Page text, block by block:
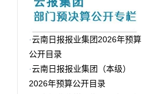
·云南日报报业集团2026年预算
公开目录
·云南日报报业集团（本级）
2026年预算公开目录